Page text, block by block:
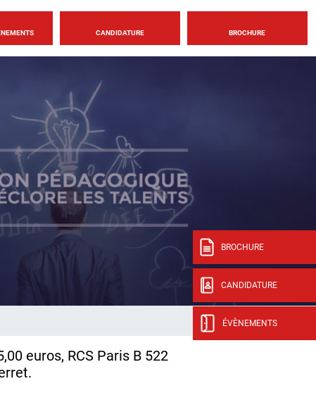
CANDIDATURE BROCHURE
BROCHURE
CANDIDATURE
ÉVÈNEMENTS
euros, RCS Paris B 522